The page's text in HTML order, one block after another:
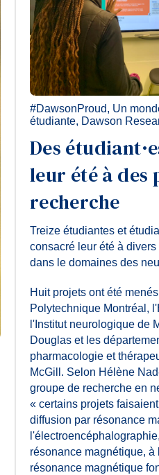
#DawsonProud, Un
étudiante, Dawson
Des
leur été à des
recherche
Treize étudiantes et
consacré leur été à
dans le domaines des
Huit projets ont été
Polytechnique Montréal,
l'Institut neurologique de
Douglas et les
pharmacologie et
McGill. Selon Hélène
groupe de recherche en
« certains projets
diffusion par résonance
résonance magnétique, à
résonance magnétique